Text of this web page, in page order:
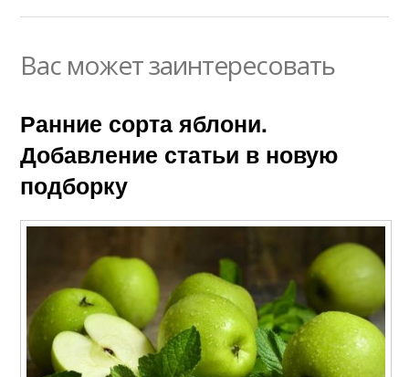
Вас может заинтересовать
Ранние сорта яблони.
Добавление статьи в новую
подборку